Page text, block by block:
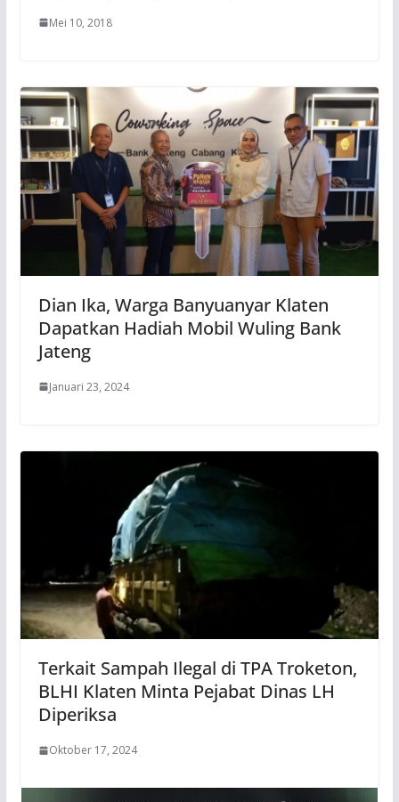
Mei 10, 2018
Dian Ika, Warga Banyuanyar Klaten
Dapatkan Hadiah Mobil Wuling Bank
Jateng
Januari 23, 2024
Terkait Sampah Ilegal di TPA Troketon,
BLHI Klaten Minta Pejabat Dinas LH
Diperiksa
Oktober 17, 2024